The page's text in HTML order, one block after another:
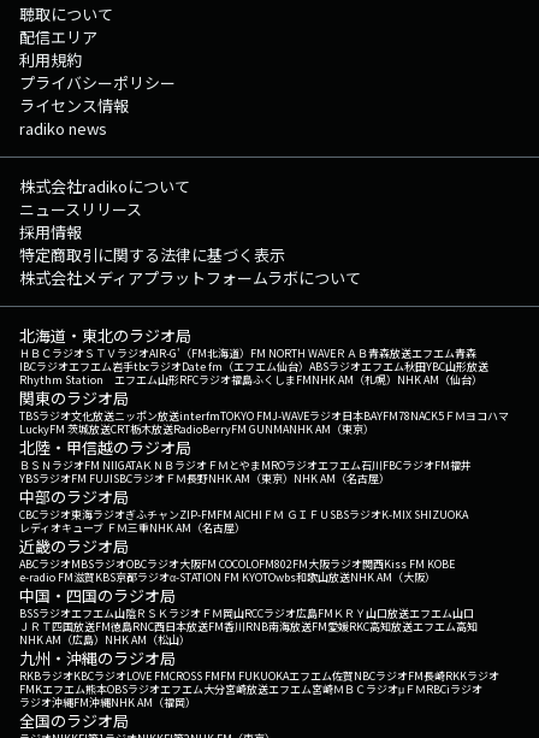
聴取について
配信エリア
利用規約
プライバシーポリシー
ライセンス情報
radiko news
株式会社radikoについて
ニュースリリース
採用情報
特定商取引に関する法律に基づく表示
株式会社メディアプラットフォームラボについて
北海道・東北のラジオ局
ＨＢＣラジオＳＴＶラジオAIR-G'（FM北海道） FM NORTH WAVEＲＡＢ青森放送エフエム青森
IBCラジオエフエム岩手tbcラジオDate fm（エフエム仙台） ABSラジオエフエム秋田YBC山形放送
Rhythm Station エフエム山形RFCラジオ福島ふくしまFMNHK AM（札幌） NHK AM（仙台）
関東のラジオ局
TBSラジオ文化放送ニッポン放送interfmTOKYO FMJ-WAVEラジオ日本BAYFM78NACK5 ＦＭヨコハマ
LuckyFM 茨城放送CRT栃木放送RadioBerryFM GUNMANHK AM（東京）
北陸・甲信越のラジオ局
ＢＳＮラジオFM NIIGATAＫＮＢラジオ ＦＭとやまMROラジオエフエム石川FBCラジオFM福井
YBSラジオFM FUJISBCラジオ ＦＭ長野NHK AM（東京） NHK AM（名古屋）
中部のラジオ局
CBCラジオ東海ラジオぎふチャンZIP-FMFM AICHI ＦＭ ＧＩＦＵ SBSラジオK-MIX SHIZUOKA
レディオキューブ ＦＭ三重NHK AM（名古屋）
近畿のラジオ局
ABCラジオMBSラジオOBCラジオ大阪FM COCOLOFM802FM大阪ラジオ関西Kiss FM KOBE
e-radio FM滋賀KBS京都ラジオα-STATION FM KYOTOwbs和歌山放送NHK AM（大阪）
中国・四国のラジオ局
BSSラジオエフエム山陰ＲＳＫラジオ ＦＭ岡山RCCラジオ広島FM ＫＲＹ山口放送エフエム山口
ＪＲＴ四国放送FM徳島RNC西日本放送FM香川RNB南海放送FM愛媛RKC高知放送エフエム高知
NHK AM（広島） NHK AM（松山）
九州・沖縄のラジオ局
RKBラジオKBCラジオLOVE FMCROSS FMFM FUKUOKAエフエム佐賀NBCラジオFM長崎RKKラジオ
FMKエフエム熊本OBSラジオエフエム大分宮崎放送エフエム宮崎ＭＢＣラジオμＦＭRBCiラジオ
ラジオ沖縄FM沖縄NHK AM（福岡）
全国のラジオ局